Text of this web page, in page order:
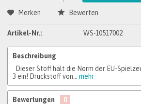
Merken Bewerten
Artikel-Nr.: WS-10517002
Beschreibung
Dieser Stoff hält die Norm der EU-
3 ein! Druckstoff von...
mehr
Bewertungen
0